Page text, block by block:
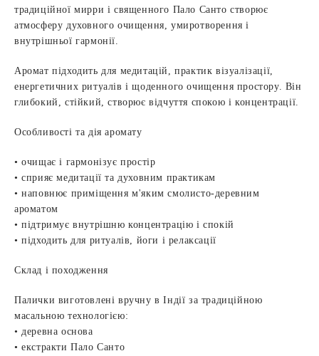
традиційної мирри і священного Пало Санто створює
атмосферу духовного очищення, умиротворення і
внутрішньої гармонії.
Аромат підходить для медитацій, практик візуалізації,
енергетичних ритуалів і щоденного очищення простору. Він
глибокий, стійкий, створює відчуття спокою і концентрації.
Особливості та дія аромату
• очищає і гармонізує простір
• сприяє медитації та духовним практикам
• наповнює приміщення м'яким смолисто-деревним
ароматом
• підтримує внутрішню концентрацію і спокій
• підходить для ритуалів, йоги і релаксації
Склад і походження
Палички виготовлені вручну в Індії за традиційною
масальною технологією:
• деревна основа
• екстракти Пало Санто